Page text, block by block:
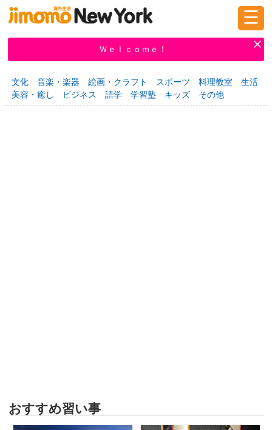
掲示板 タウン情報 教えて！
☰
Ｗｅｌｃｏｍｅ！
文化 音楽・楽器 絵画・クラフト スポーツ 料理教室
生活
美容・癒し
ビジネス 語学 学習塾 キッズ その他
おすすめ習い事